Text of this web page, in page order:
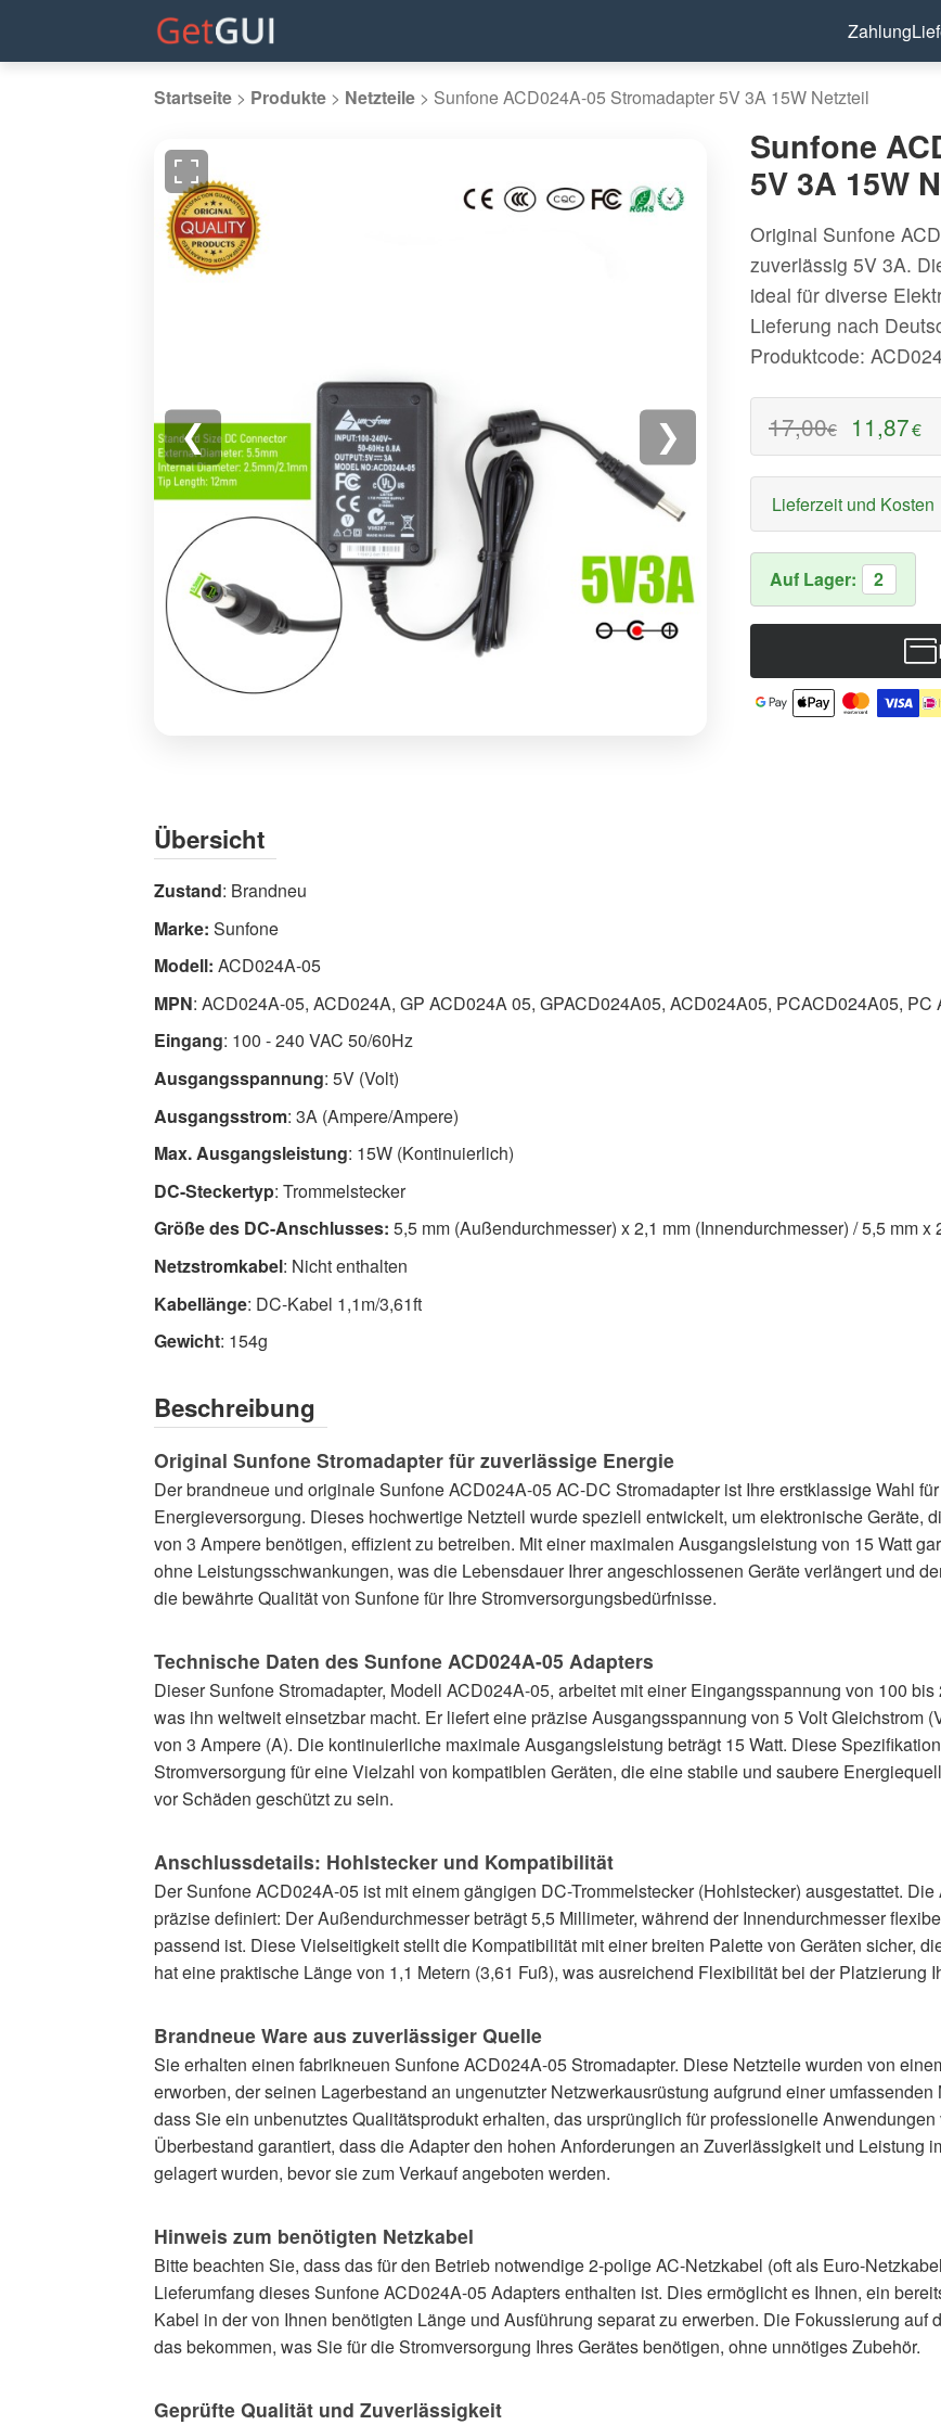
Zahlung
Startseite > Produkte > Netzteile > Sunfone ACD024A-05 Stromadapter 5V 3A 15W Netzteil
❮ ❯
Stromadapter
5V
3A
Netzteil
-
Hochwertig
Jetzt
verfügbar
schnellem
weltweiten
Versand
Sunfone
5V 3A 15W
Original Sunfone
zuverlässig 5V 3A.
ideal für diverse
Lieferung nach
Produktcode:
17,00€ 11,87€
Lieferzeit und Kosten
Auf Lager: 2
Übersicht
Zustand: Brandneu
Marke: Sunfone
Modell: ACD024A-05
MPN: ACD024A-05, ACD024A, GP ACD024A 05, GPACD024A05, ACD024A05, PCACD024A05, PC
Eingang: 100 - 240 VAC 50/60Hz
Ausgangsspannung: 5V (Volt)
Ausgangsstrom: 3A (Ampere/Ampere)
Max. Ausgangsleistung: 15W (Kontinuierlich)
DC-Steckertyp: Trommelstecker
Größe des DC-Anschlusses: 5,5 mm (Außendurchmesser) x 2,1 mm (Innendurchmesser) / 5,5 mm x
Netzstromkabel: Nicht enthalten
Kabellänge: DC-Kabel 1,1m/3,61ft
Gewicht: 154g
Beschreibung
Original Sunfone Stromadapter für zuverlässige Energie
Der brandneue und originale Sunfone ACD024A-05 AC-DC Stromadapter ist Ihre erstklassige Wahl
Energieversorgung. Dieses hochwertige Netzteil wurde speziell entwickelt, um elektronische Geräte,
von 3 Ampere benötigen, effizient zu betreiben. Mit einer maximalen Ausgangsleistung von 15 Watt
ohne Leistungsschwankungen, was die Lebensdauer Ihrer angeschlossenen Geräte verlängert und
die bewährte Qualität von Sunfone für Ihre Stromversorgungsbedürfnisse.
Technische Daten des Sunfone ACD024A-05 Adapters
Dieser Sunfone Stromadapter, Modell ACD024A-05, arbeitet mit einer Eingangsspannung von 100
was ihn weltweit einsetzbar macht. Er liefert eine präzise Ausgangsspannung von 5 Volt Gleichstrom
von 3 Ampere (A). Die kontinuierliche maximale Ausgangsleistung beträgt 15 Watt. Diese
Stromversorgung für eine Vielzahl von kompatiblen Geräten, die eine stabile und saubere
vor Schäden geschützt zu sein.
Anschlussdetails: Hohlstecker und Kompatibilität
Der Sunfone ACD024A-05 ist mit einem gängigen DC-Trommelstecker (Hohlstecker) ausgestattet.
präzise definiert: Der Außendurchmesser beträgt 5,5 Millimeter, während der Innendurchmesser
passend ist. Diese Vielseitigkeit stellt die Kompatibilität mit einer breiten Palette von Geräten sicher,
hat eine praktische Länge von 1,1 Metern (3,61 Fuß), was ausreichend Flexibilität bei der Platzierung
Brandneue Ware aus zuverlässiger Quelle
Sie erhalten einen fabrikneuen Sunfone ACD024A-05 Stromadapter. Diese Netzteile wurden von
erworben, der seinen Lagerbestand an ungenutzter Netzwerkausrüstung aufgrund einer
dass Sie ein unbenutztes Qualitätsprodukt erhalten, das ursprünglich für professionelle
Überbestand garantiert, dass die Adapter den hohen Anforderungen an Zuverlässigkeit und Leistung
gelagert wurden, bevor sie zum Verkauf angeboten werden.
Hinweis zum benötigten Netzkabel
Bitte beachten Sie, dass das für den Betrieb notwendige 2-polige AC-Netzkabel (oft als Euro-
Lieferumfang dieses Sunfone ACD024A-05 Adapters enthalten ist. Dies ermöglicht es Ihnen, ein
Kabel in der von Ihnen benötigten Länge und Ausführung separat zu erwerben. Die Fokussierung auf
das bekommen, was Sie für die Stromversorgung Ihres Gerätes benötigen, ohne unnötiges Zubehör.
Geprüfte Qualität und Zuverlässigkeit